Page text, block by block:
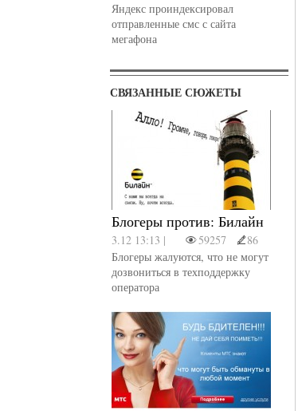
Яндекс проиндексировал
отправленные смс с сайта
мегафона
СВЯЗАННЫЕ СЮЖЕТЫ
Блогеры против: Билайн
3.12 13:13 | 59257
86
Блогеры жалуются, что не могут
дозвониться в техподдержку
оператора